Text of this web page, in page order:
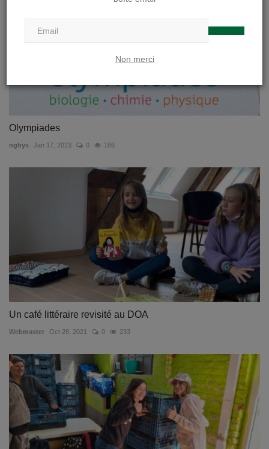
Non merci
Olympiades
nghys Jan 17, 2023 0 186
Un café littéraire revisité au DOA
Webmaster Oct 28, 2021 0 233